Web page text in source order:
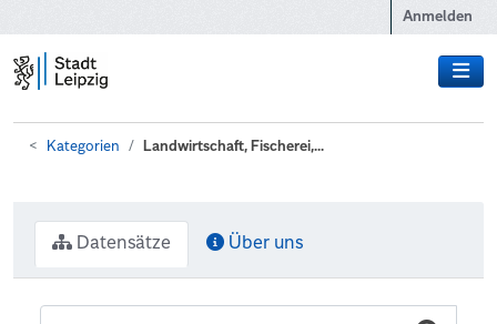
Anmelden
Kategorien Landwirtschaft, Fischerei,...
Datensätze Über uns